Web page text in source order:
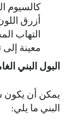
كالسيوم
أزرق
التهاب
معينة
البول البني
يمكن أن يكون
البني ما يلي: